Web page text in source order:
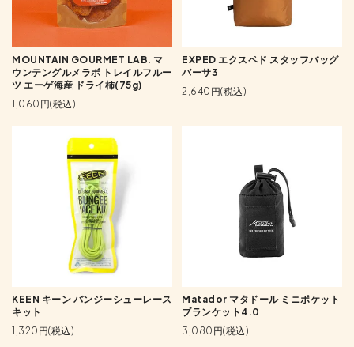
MOUNTAIN GOURMET LAB. マ
ウンテングルメラボ トレイルフルー
ツ エーゲ海産 ドライ柿(75g)
1,060円(税込)
EXPED エクスペド スタッフバッグ
バーサ3
2,640円(税込)
KEEN キーン バンジーシューレース
キット
1,320円(税込)
Matador マタドール ミニポケット
ブランケット4.0
3,080円(税込)